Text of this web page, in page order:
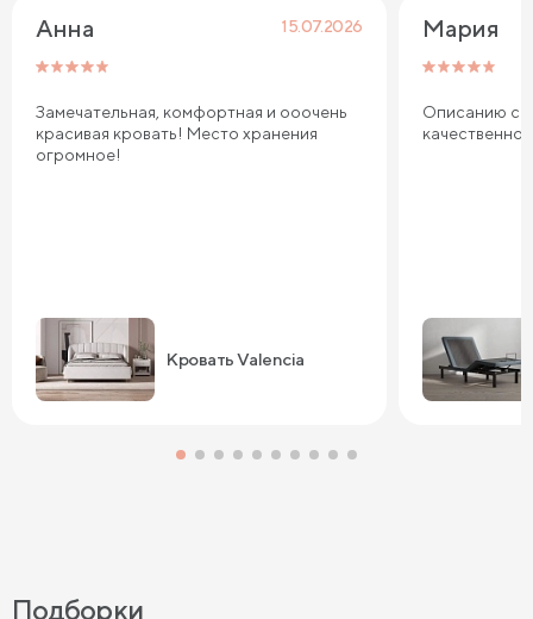
Анна 15.07.2026
Замечательная, комфортная и ооочень
красивая кровать! Место хранения
огромное!
Кровать Valencia
Мария
Описанию
качественно
Подборки